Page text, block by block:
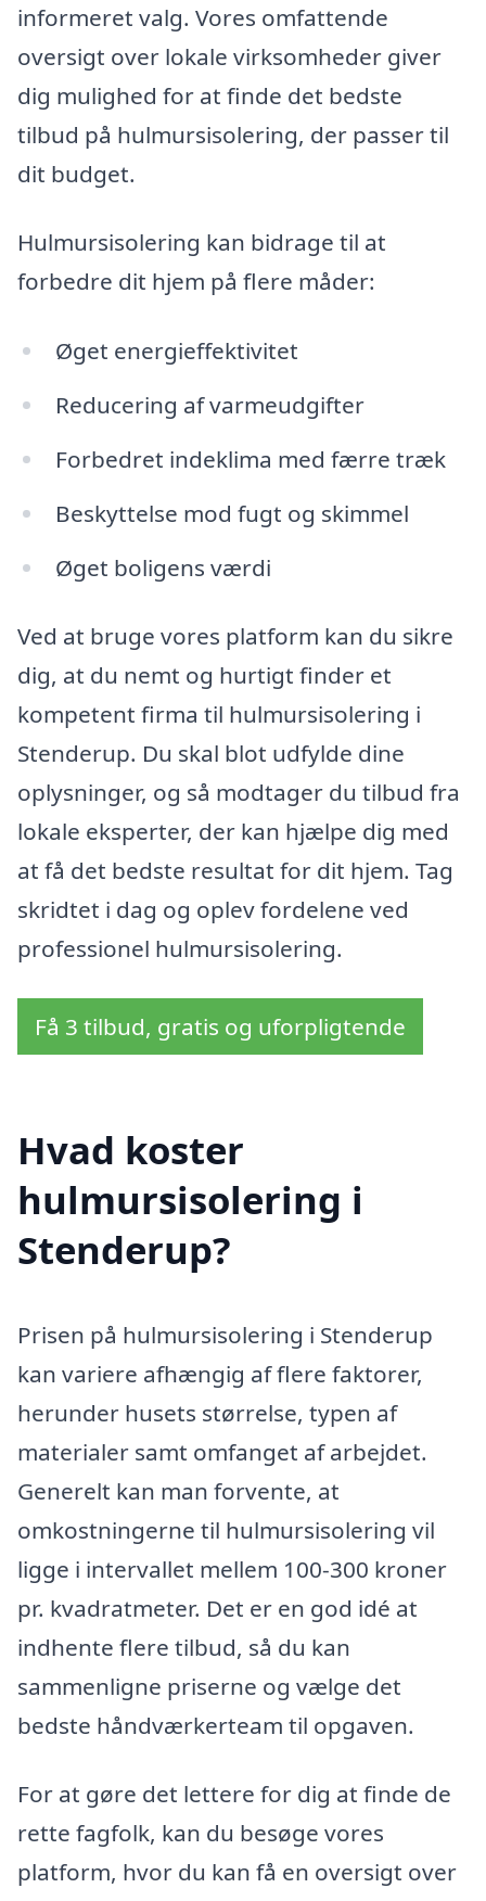
informeret valg. Vores omfattende
oversigt over lokale virksomheder giver
dig mulighed for at finde det bedste
tilbud på hulmursisolering, der passer til
dit budget.
Hulmursisolering kan bidrage til at
forbedre dit hjem på flere måder:
Øget energieffektivitet
Reducering af varmeudgifter
Forbedret indeklima med færre træk
Beskyttelse mod fugt og skimmel
Øget boligens værdi
Ved at bruge vores platform kan du sikre
dig, at du nemt og hurtigt finder et
kompetent firma til hulmursisolering i
Stenderup. Du skal blot udfylde dine
oplysninger, og så modtager du tilbud fra
lokale eksperter, der kan hjælpe dig med
at få det bedste resultat for dit hjem. Tag
skridtet i dag og oplev fordelene ved
professionel hulmursisolering.
Få 3 tilbud, gratis og uforpligtende
Hvad koster
hulmursisolering i
Stenderup?
Prisen på hulmursisolering i Stenderup
kan variere afhængig af flere faktorer,
herunder husets størrelse, typen af
materialer samt omfanget af arbejdet.
Generelt kan man forvente, at
omkostningerne til hulmursisolering vil
ligge i intervallet mellem 100-300 kroner
pr. kvadratmeter. Det er en god idé at
indhente flere tilbud, så du kan
sammenligne priserne og vælge det
bedste håndværkerteam til opgaven.
For at gøre det lettere for dig at finde de
rette fagfolk, kan du besøge vores
platform, hvor du kan få en oversigt over